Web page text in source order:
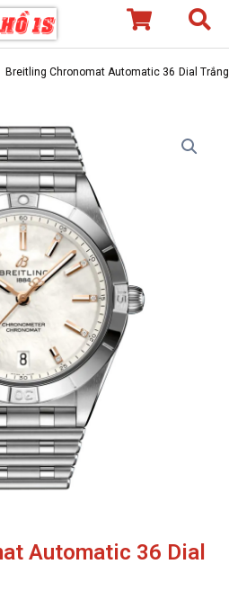
Breitling Chronomat Automatic 36 Dial Trắng
Automatic 36 Dial